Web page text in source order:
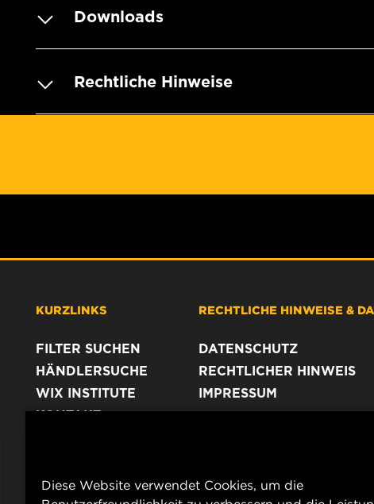
Downloads
Rechtliche Hinweise
KURZLINKS
FILTER SUCHEN
HÄNDLERSUCHE
WIX INSTITUTE
KONTAKT
RECHTLICHE HINWEISE &
DATENSCHUTZ
RECHTLICHER HINWEIS
IMPRESSUM
Diese Website verwendet Cookies, um die